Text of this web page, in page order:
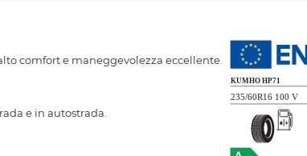
comfort e maneggevolezza eccellente.
e in autostrada.